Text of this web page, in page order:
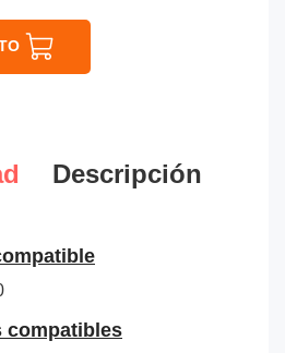
Descripción
compatibles